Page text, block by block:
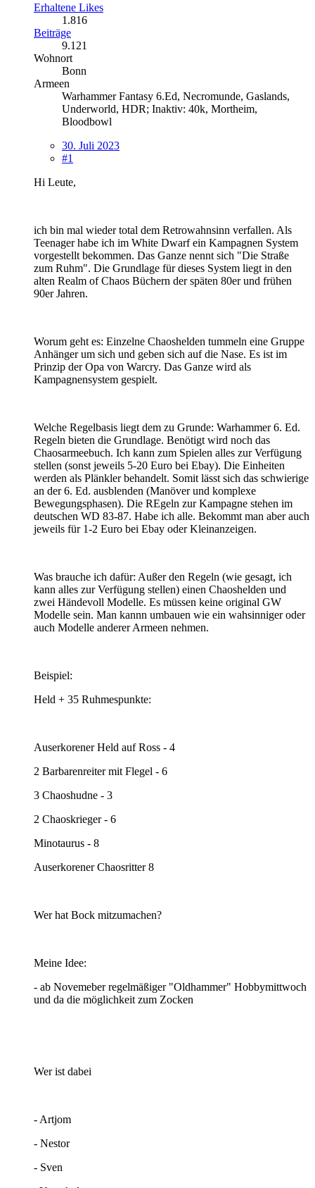
Erhaltene Likes
1.816
Beiträge
9.121
Wohnort
Bonn
Armeen
Warhammer Fantasy 6.Ed, Necromunde, Gaslands,
Underworld, HDR; Inaktiv: 40k, Mortheim,
Bloodbowl
30. Juli 2023
#1
Hi Leute,
ich bin mal wieder total dem Retrowahnsinn verfallen. Als
Teenager habe ich im White Dwarf ein Kampagnen System
vorgestellt bekommen. Das Ganze nennt sich "Die Straße
zum Ruhm". Die Grundlage für dieses System liegt in den
alten Realm of Chaos Büchern der späten 80er und frühen
90er Jahren.
Worum geht es: Einzelne Chaoshelden tummeln eine Gruppe
Anhänger um sich und geben sich auf die Nase. Es ist im
Prinzip der Opa von Warcry. Das Ganze wird als
Kampagnensystem gespielt.
Welche Regelbasis liegt dem zu Grunde: Warhammer 6. Ed.
Regeln bieten die Grundlage. Benötigt wird noch das
Chaosarmeebuch. Ich kann zum Spielen alles zur Verfügung
stellen (sonst jeweils 5-20 Euro bei Ebay). Die Einheiten
werden als Plänkler behandelt. Somit lässt sich das schwierige
an der 6. Ed. ausblenden (Manöver und komplexe
Bewegungsphasen). Die REgeln zur Kampagne stehen im
deutschen WD 83-87. Habe ich alle. Bekommt man aber auch
jeweils für 1-2 Euro bei Ebay oder Kleinanzeigen.
Was brauche ich dafür: Außer den Regeln (wie gesagt, ich
kann alles zur Verfügung stellen) einen Chaoshelden und
zwei Händevoll Modelle. Es müssen keine original GW
Modelle sein. Man kannn umbauen wie ein wahsinniger oder
auch Modelle anderer Armeen nehmen.
Beispiel:
Held + 35 Ruhmespunkte:
Auserkorener Held auf Ross - 4
2 Barbarenreiter mit Flegel - 6
3 Chaoshudne - 3
2 Chaoskrieger - 6
Minotaurus - 8
Auserkorener Chaosritter 8
Wer hat Bock mitzumachen?
Meine Idee:
- ab Novemeber regelmäßiger "Oldhammer" Hobbymittwoch
und da die möglichkeit zum Zocken
Wer ist dabei
- Artjom
- Nestor
- Sven